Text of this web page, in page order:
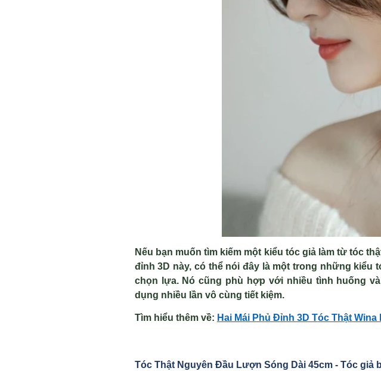
Nếu bạn muốn tìm kiếm một kiểu tóc giả làm từ tóc
đỉnh 3D này, có thể nói đây là một trong những kiểu
chọn lựa. Nó cũng phù hợp với nhiều tình huống
dụng nhiều lần vô cùng tiết kiệm.
Tìm hiểu thêm về: Hai Mái Phủ Đỉnh 3D Tóc Thật Wina
Tóc Thật Nguyên Đầu Lượn Sóng Dài 45cm - Tóc giả